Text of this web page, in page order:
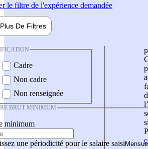
le filtre de l'expérience demandée
Plus De Filtres
Cadre
Non cadre
Non renseignée
BRUT MINIMUM
minimum
une périodicité pour le salaire saisi